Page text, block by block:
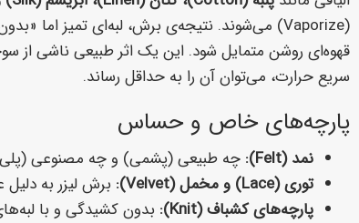
(Vaporize) می‌شوند. نتیجه‌ی برش، لبه‌ای تمیز اما «بدون آب‌بندی» است.
سریع حرارت، می‌توان آن را به حداقل رساند.
پارچه‌های خاص و حساس
نمد (Felt):
چه طبیعی (پشمی) و چه مصنوعی
توری (Lace) و مخمل (Velvet):
برش لیزر به
پارچه‌های کشباف (Knit):
بدون کشیدگی و با